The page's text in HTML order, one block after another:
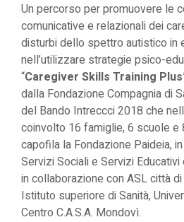
Un percorso per promuovere le
comunicative e relazionali dei
disturbi dello spettro autistico in
nell’utilizzare strategie psico-
“Caregiver Skills Training Plus
dalla Fondazione Compagnia di
del Bando Intreccci 2018 che
coinvolto 16 famiglie, 6 scuole e
capofila la Fondazione Paideia,
Servizi Sociali e Servizi Educativi
in collaborazione con ASL città di
Istituto superiore di Sanità,
Centro C.A.S.A. Mondovì.